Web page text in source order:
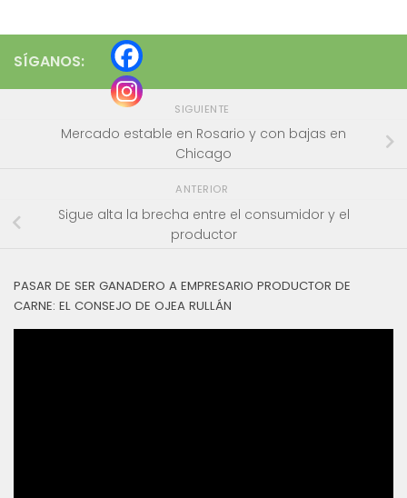
SÍGANOS:
SIGUIENTE
Mercado estable en Rosario y con bajas en
Chicago
ANTERIOR
Sigue alta la brecha entre el consumidor y el
productor
PASAR DE SER GANADERO A EMPRESARIO PRODUCTOR DE
CARNE: EL CONSEJO DE OJEA RULLÁN